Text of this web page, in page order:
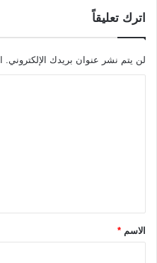
اترك تعليقاً
لن يتم نشر عنوان بريدك الإلكتروني.
ق
*الاسم *